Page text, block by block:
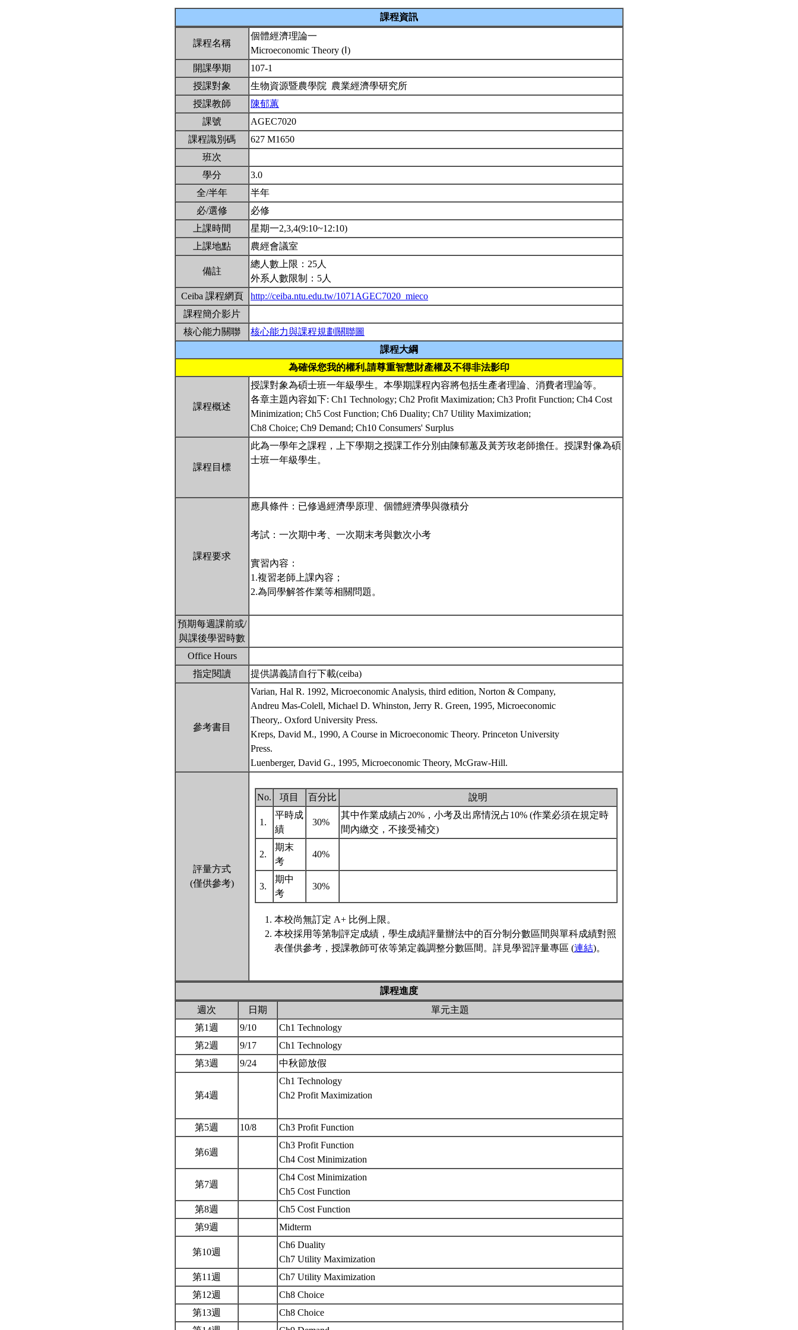
課程資訊
課程名稱
個體經濟理論一
Microeconomic Theory (Ⅰ)
開課學期
107-1
授課對象
生物資源暨農學院 農業經濟學研究所
授課教師
陳郁蕙
課號
AGEC7020
課程識別碼
627 M1650
班次
學分
3.0
全/半年
半年
必/選修
必修
上課時間
星期一2,3,4(9:10~12:10)
上課地點
農經會議室
備註
總人數上限：25人
外系人數限制：5人
Ceiba 課程網頁
http://ceiba.ntu.edu.tw/1071AGEC7020_mieco
課程簡介影片
核心能力關聯
核心能力與課程規劃關聯圖
課程大綱
為確保您我的權利,請尊重智慧財產權及不得非法影印
課程概述
授課對象為碩士班一年級學生。本學期課程內容將包括生產者理論、消費者理論等。
各章主題內容如下: Ch1 Technology; Ch2 Profit Maximization; Ch3 Profit Function; Ch4 Cost
Minimization; Ch5 Cost Function; Ch6 Duality; Ch7 Utility Maximization;
Ch8 Choice; Ch9 Demand; Ch10 Consumers' Surplus
課程目標
此為一學年之課程，上下學期之授課工作分別由陳郁蕙及黃芳玫老師擔任。授課對像為碩
士班一年級學生。
課程要求
應具條件：已修過經濟學原理、個體經濟學與微積分
考試：一次期中考、一次期末考與數次小考
實習內容：
1.複習老師上課內容；
2.為同學解答作業等相關問題。
預期每週課前或/
與課後學習時數
Office Hours
指定閱讀
提供講義請自行下載(ceiba)
參考書目
Varian, Hal R. 1992, Microeconomic Analysis, third edition, Norton & Company,
Andreu Mas-Colell, Michael D. Whinston, Jerry R. Green, 1995, Microeconomic
Theory,. Oxford University Press.
Kreps, David M., 1990, A Course in Microeconomic Theory. Princeton University
Press.
Luenberger, David G., 1995, Microeconomic Theory, McGraw-Hill.
評量方式
(僅供參考)
No. 項目 百分比 說明
1.
平時成
績
30%
其中作業成績占20%，小考及出席情況占10% (作業必須在規定時
間內繳交，不接受補交)
2.
期末
考
40%
3.
期中
考
30%
本校尚無訂定 A+ 比例上限。
本校採用等第制評定成績，學生成績評量辦法中的百分制分數區間與單科成績對照
表僅供參考，授課教師可依等第定義調整分數區間。詳見學習評量專區 (連結)。
課程進度
週次
日期
單元主題
第1週
9/10
Ch1 Technology
第2週
9/17
Ch1 Technology
第3週
9/24 中秋節放假
第4週
Ch1 Technology
Ch2 Profit Maximization
第5週 10/8 Ch3 Profit Function
第6週
Ch3 Profit Function
Ch4 Cost Minimization
第7週
Ch4 Cost Minimization
Ch5 Cost Function
第8週
Ch5 Cost Function
第9週
Midterm
第10週
Ch6 Duality
Ch7 Utility Maximization
第11週
Ch7 Utility Maximization
第12週
Ch8 Choice
第13週
Ch8 Choice